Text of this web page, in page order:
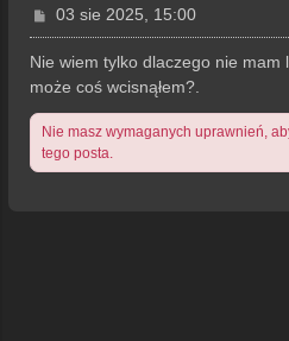
P
o
s
03 sie 2025, 15:00
Nie wiem tylko dlaczego nie mam
może coś wcisnąłem?.
Nie masz wymaganych uprawnień,
tego posta.